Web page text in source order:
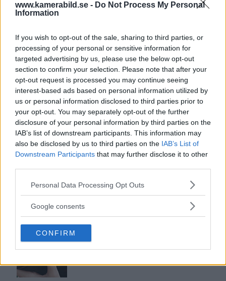
www.kamerabild.se - Do Not Process My Personal
Information
If you wish to opt-out of the sale, sharing to third parties, or
processing of your personal or sensitive information for
targeted advertising by us, please use the below opt-out
section to confirm your selection. Please note that after your
opt-out request is processed you may continue seeing
interest-based ads based on personal information utilized by
us or personal information disclosed to third parties prior to
your opt-out. You may separately opt-out of the further
disclosure of your personal information by third parties on the
IAB’s list of downstream participants. This information may
also be disclosed by us to third parties on the IAB’s List of
Downstream Participants that may further disclose it to other
Please note that this website/app uses one or more Google
not limited to your visit or usage behaviour. You may click to
use your data for below specified purposes in below Google
consent section.
Personal Data Processing Opt Outs
Google consents
CONFIRM
DJI Osmo Pocket 4P
släppt – får 10-bitars D-
Log 2 & 3x optisk zoom
Sony lägger bud på
Tamron – kan vara värt
12 miljarder kronor
OM System lanserar
gratislån av kameror &
objektiv i Sverige
OSS – lätt telezoom för